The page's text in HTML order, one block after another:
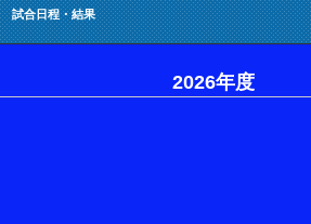
試合日程・結果
2026年度